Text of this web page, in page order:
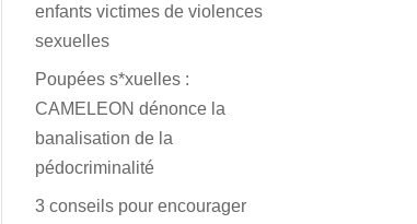
enfants victimes de violences
sexuelles
Poupées s*xuelles :
CAMELEON dénonce la
banalisation de la
pédocriminalité
3 conseils pour encourager